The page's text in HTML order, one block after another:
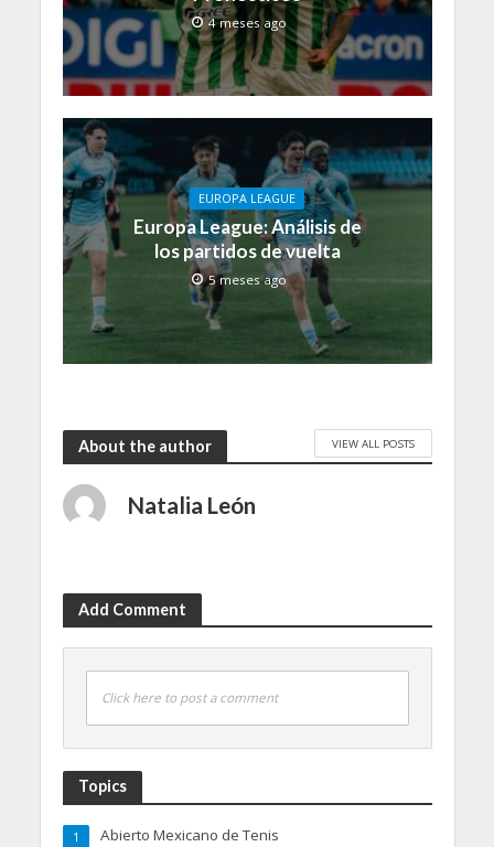
4 meses ago
EUROPA LEAGUE
Europa League: Análisis de
los partidos de vuelta
5 meses ago
About the author VIEW ALL POSTS
Natalia León
Add Comment
Click here to post a comment
Topics
Abierto Mexicano de Tenis
1